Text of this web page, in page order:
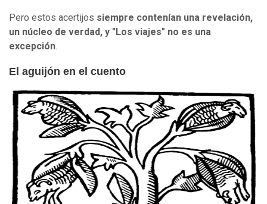
Pero estos acertijos siempre contenían una revelación,
un núcleo de verdad, y "Los viajes" no es una
excepción.
El aguijón en el cuento